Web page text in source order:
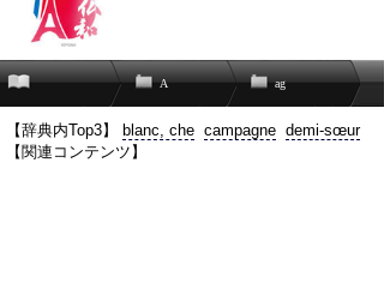
A ag
【辞典内Top3】 blanc, che campagne demi-sœur
【関連コンテンツ】